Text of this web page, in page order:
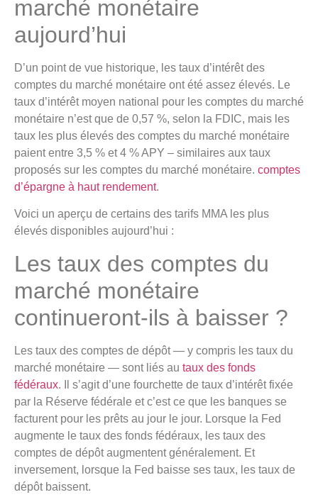
marché monétaire
aujourd’hui
D’un point de vue historique, les taux d’intérêt des
comptes du marché monétaire ont été assez élevés. Le
taux d’intérêt moyen national pour les comptes du marché
monétaire n’est que de 0,57 %, selon la FDIC, mais les
taux les plus élevés des comptes du marché monétaire
paient entre 3,5 % et 4 % APY – similaires aux taux
proposés sur les comptes du marché monétaire. comptes
d’épargne à haut rendement.
Voici un aperçu de certains des tarifs MMA les plus
élevés disponibles aujourd’hui :
Les taux des comptes du
marché monétaire
continueront-ils à baisser ?
Les taux des comptes de dépôt — y compris les taux du
marché monétaire — sont liés au taux des fonds
fédéraux. Il s’agit d’une fourchette de taux d’intérêt fixée
par la Réserve fédérale et c’est ce que les banques se
facturent pour les prêts au jour le jour. Lorsque la Fed
augmente le taux des fonds fédéraux, les taux des
comptes de dépôt augmentent généralement. Et
inversement, lorsque la Fed baisse ses taux, les taux de
dépôt baissent.